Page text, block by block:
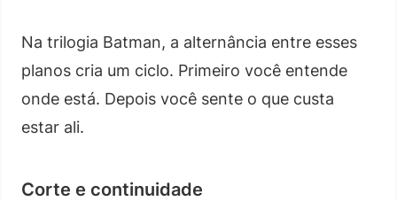
Na trilogia Batman, a alternância entre esses
planos cria um ciclo. Primeiro você entende
onde está. Depois você sente o que custa
estar ali.
Corte e continuidade